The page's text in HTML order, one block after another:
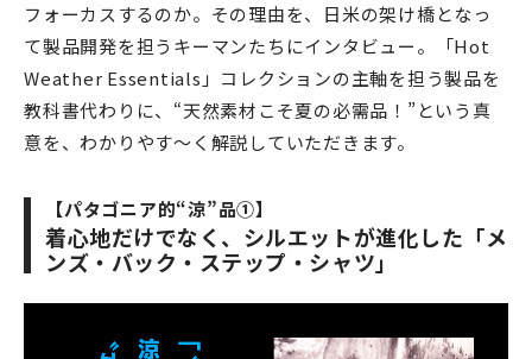
フォーカスするのか。その理由を、日米の架け橋となっ
て製品開発を担うキーマンたちにインタビュー。「Hot
Weather Essentials」コレクションの主軸を担う製品を
教科書代わりに、“天然素材こそ夏の必需品！”という真
意を、わかりやす〜く解説していただきます。
【パタゴニア的“涼”品①】
着心地だけでなく、シルエットが進化した「メ
ンズ・バック・ステップ・シャツ」